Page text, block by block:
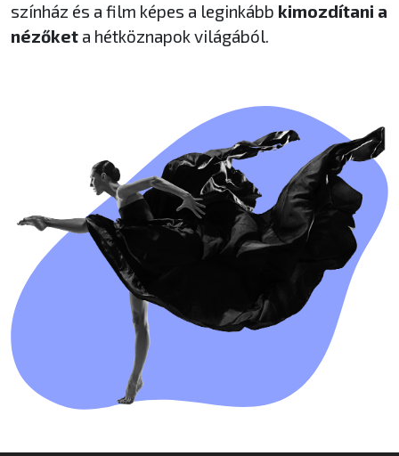
színház és a film képes a leginkább kimozdítani a
nézőket a hétköznapok világából.